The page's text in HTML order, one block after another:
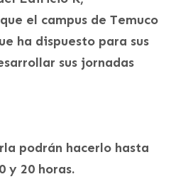
el campus de Temuco
ha dispuesto para sus
sus jornadas
podrán hacerlo hasta
y 20 horas.